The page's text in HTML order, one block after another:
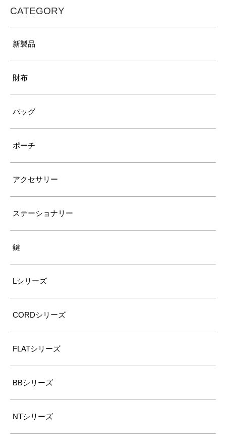
CATEGORY
新製品
財布
バッグ
ポーチ
アクセサリー
ステーショナリー
鍵
Lシリーズ
CORDシリーズ
FLATシリーズ
BBシリーズ
NTシリーズ